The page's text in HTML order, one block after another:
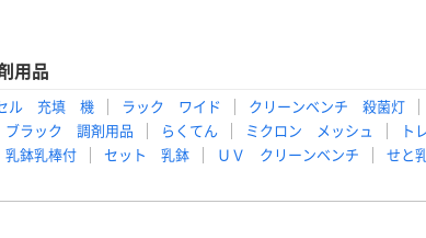
用品
ル 充填 機 ラック ワイド クリーンベンチ 殺菌灯
ブラック 調剤用品 らくてん ミクロン メッシュ ト
乳鉢乳棒付 セット 乳鉢 ＵＶ クリーンベンチ せと